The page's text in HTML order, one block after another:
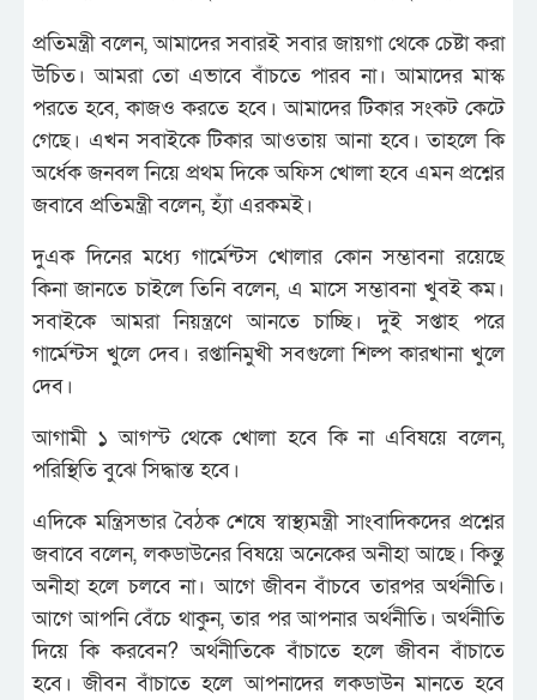
প্রতিমন্ত্রী বলেন, আমাদের সবারই সবার জায়গা থেকে চেষ্টা করা
উচিত। আমরা তো এভাবে বাঁচতে পারব না। আমাদের মাস্ক
পরতে হবে, কাজও করতে হবে। আমাদের টিকার সংকট কেটে
গেছে। এখন সবাইকে টিকার আওতায় আনা হবে। তাহলে কি
অর্ধেক জনবল নিয়ে প্রথম দিকে অফিস খোলা হবে এমন প্রশ্নের
জবাবে প্রতিমন্ত্রী বলেন, হ্যাঁ এরকমই।
দুএক দিনের মধ্যে গার্মেন্টস খোলার কোন সম্ভাবনা রয়েছে
কিনা জানতে চাইলে তিনি বলেন, এ মাসে সম্ভাবনা খুবই কম।
সবাইকে আমরা নিয়ন্ত্রণে আনতে চাচ্ছি। দুই সপ্তাহ পরে
গার্মেন্টস খুলে দেব। রপ্তানিমুখী সবগুলো শিল্প কারখানা খুলে
দেব।
আগামী ১ আগস্ট থেকে খোলা হবে কি না এবিষয়ে বলেন,
পরিস্থিতি বুঝে সিদ্ধান্ত হবে।
এদিকে মন্ত্রিসভার বৈঠক শেষে স্বাস্থ্যমন্ত্রী সাংবাদিকদের প্রশ্নের
জবাবে বলেন, লকডাউনের বিষয়ে অনেকের অনীহা আছে। কিন্তু
অনীহা হলে চলবে না। আগে জীবন বাঁচবে তারপর অর্থনীতি।
আগে আপনি বেঁচে থাকুন, তার পর আপনার অর্থনীতি। অর্থনীতি
দিয়ে কি করবেন? অর্থনীতিকে বাঁচাতে হলে জীবন বাঁচাতে
হবে। জীবন বাঁচাতে হলে আপনাদের লকডাউন মানতে হবে